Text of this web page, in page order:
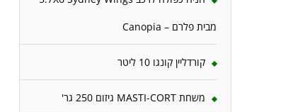
מבית פלרם – Canopia
קורדליין קונגו 10 ליטר
משחת MASTI-CORT גיזום 250 גר'